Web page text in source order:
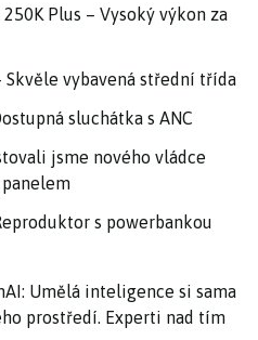
Plus – Vysoký výkon za
Skvěle vybavená střední třída
sluchátka s ANC
jsme nového vládce
panelem
s powerbankou
Umělá inteligence si sama
prostředí. Experti nad tím